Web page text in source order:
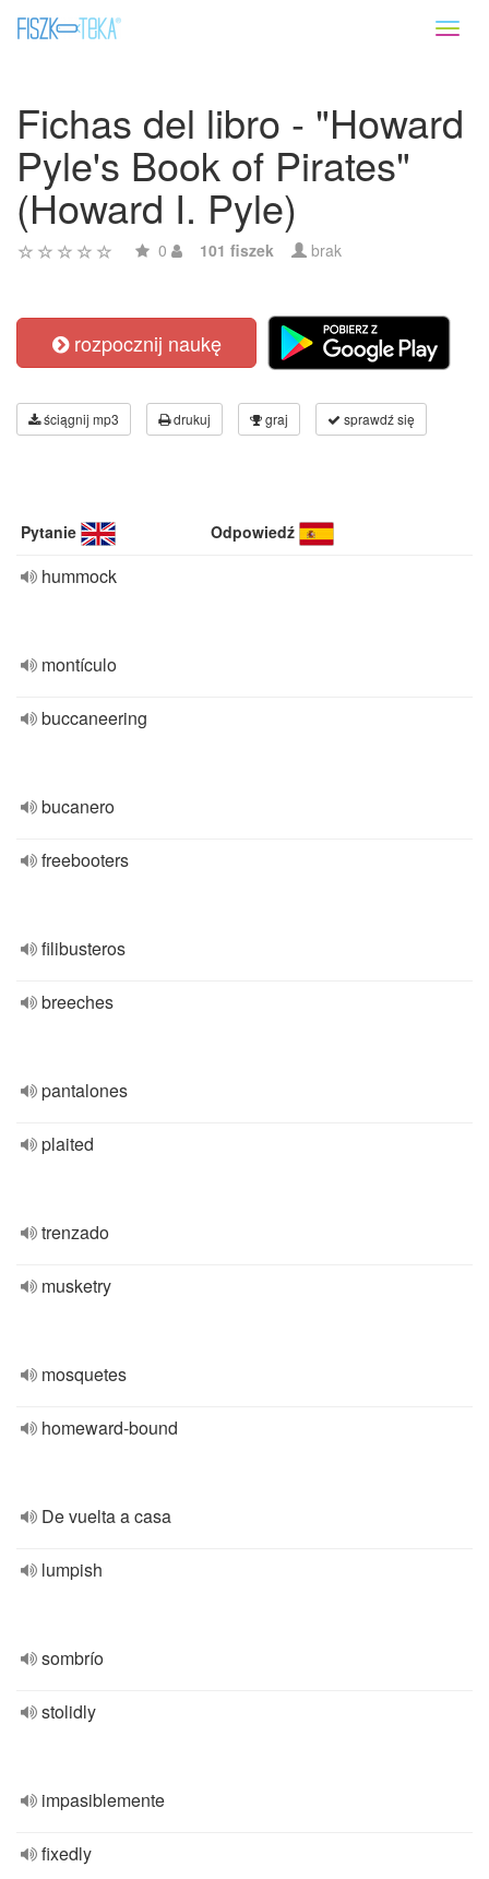
Fichas del libro - "Howard
Pyle's Book of Pirates"
(Howard I. Pyle)
0 101 fiszek brak
rozpocznij naukę
ściągnij mp3 drukuj graj sprawdź się
Pytanie Odpowiedź
hummock
montículo
buccaneering
bucanero
freebooters
filibusteros
breeches
pantalones
plaited
trenzado
musketry
mosquetes
homeward-bound
De vuelta a casa
lumpish
sombrío
stolidly
impasiblemente
fixedly